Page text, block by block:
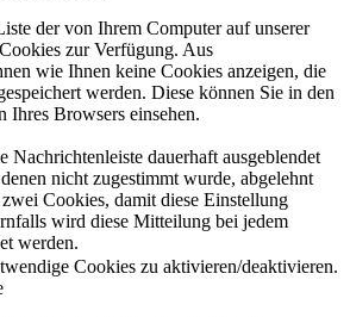
der von Ihrem Computer auf unserer
zur Verfügung. Aus
wie Ihnen keine Cookies anzeigen, die
werden. Diese können Sie in den
Ihres Browsers einsehen.
Nachrichtenleiste dauerhaft ausgeblendet
nicht zugestimmt wurde, abgelehnt
Cookies, damit diese Einstellung
wird diese Mitteilung bei jedem
werden.
Cookies zu aktivieren/deaktivieren.